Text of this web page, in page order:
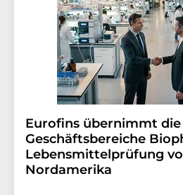
Eurofins übernimmt die
Geschäftsbereiche
Lebensmittelprüfung
Nordamerika